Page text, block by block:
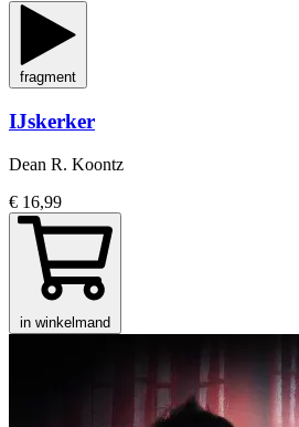
fragment
IJskerker
Dean R. Koontz
€ 16,99
in winkelmand